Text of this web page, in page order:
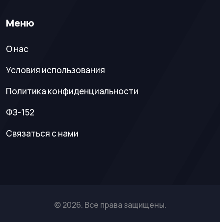
Меню
О нас
Условия использования
Политика конфиденциальности
ФЗ-152
Связаться с нами
© 2026. Все права защищены.